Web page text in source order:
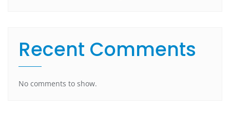
Recent Comments
No comments to show.